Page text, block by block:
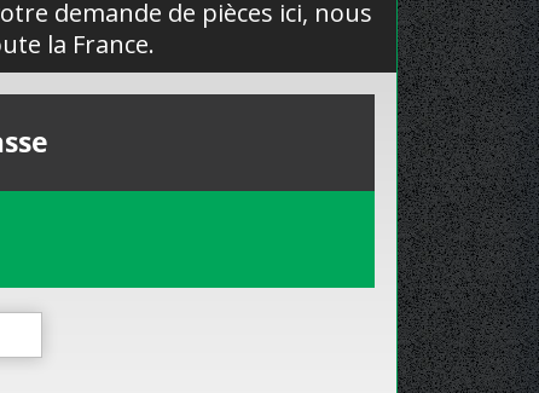
demande de pièces ici, nous
la France.